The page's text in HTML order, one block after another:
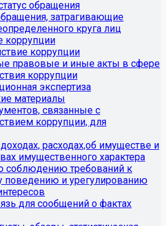
обращения
затрагивающие
круга лиц
коррупции
коррупции
правовые и иные акты в сфере
коррупции
экспертиза
материалы
связанные с
коррупции, для
расходах,об имуществе и
имущественного характера
соблюдению требований к
поведению и урегулированию
для сообщений о фактах